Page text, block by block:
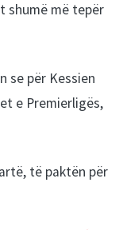
shumë më tepër
se për Kessien
e Premierligës,
të paktën për